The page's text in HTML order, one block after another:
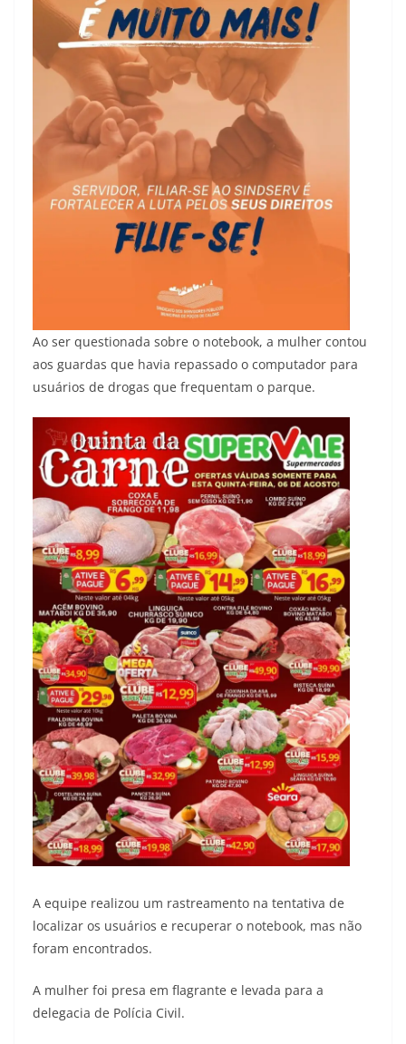
Ao ser questionada sobre o notebook, a mulher contou
aos guardas que havia repassado o computador para
usuários de drogas que frequentam o parque.
A equipe realizou um rastreamento na tentativa de
localizar os usuários e recuperar o notebook, mas não
foram encontrados.
A mulher foi presa em flagrante e levada para a
delegacia de Polícia Civil.